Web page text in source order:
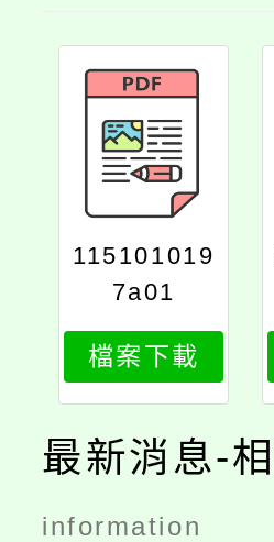
115101019
7a01
檔案下載
最新消息-
information